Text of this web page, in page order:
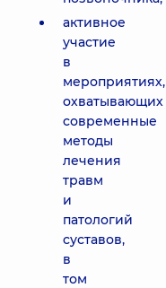
активное
участие
в
мероприятиях,
охватывающих
современные
методы
лечения
травм
и
патологий
суставов,
в
том